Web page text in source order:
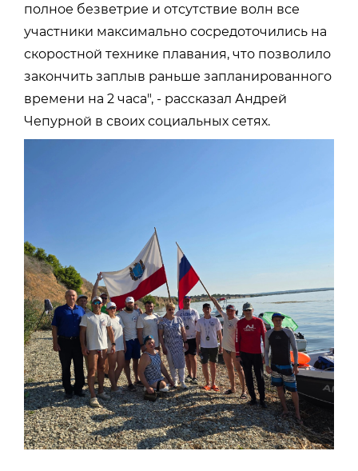
полное безветрие и отсутствие волн все
участники максимально сосредоточились на
скоростной технике плавания, что позволило
закончить заплыв раньше запланированного
времени на 2 часа", - рассказал Андрей
Чепурной в своих социальных сетях.